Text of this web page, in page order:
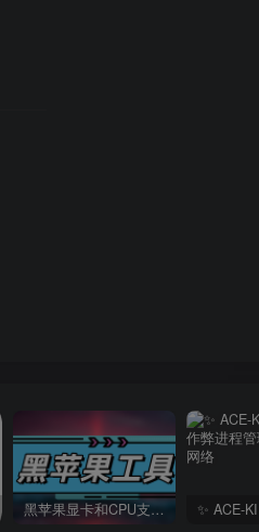
黑苹果显卡和CPU支持情况以及购买硬件防踩坑指南